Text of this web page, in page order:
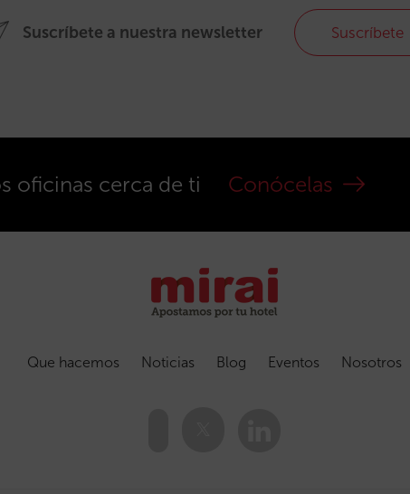
Suscríbete a nuestra newsletter Suscríbete
oficinas cerca de ti Conócelas
Que hacemos Noticias Blog Eventos Nosotros